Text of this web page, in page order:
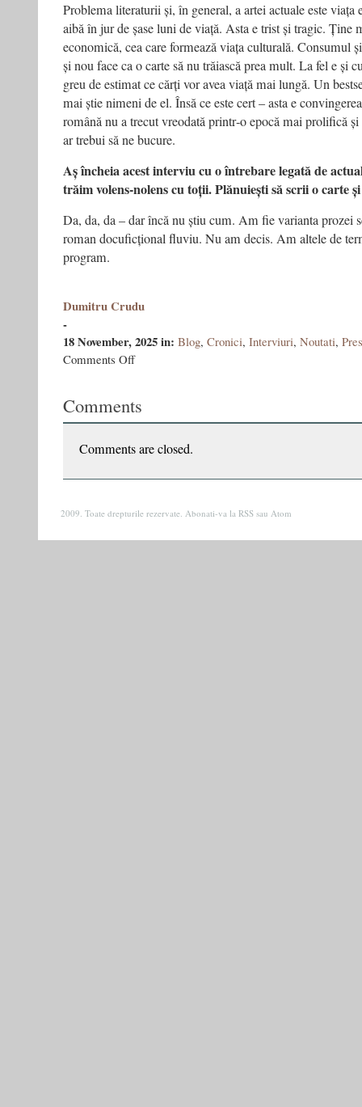
Problema literaturii și, în general, a artei actuale este viața
aibă în jur de șase luni de viață. Asta e trist și tragic. Ține
economică, cea care formează viața culturală. Consumul
și nou face ca o carte să nu trăiască prea mult. La fel e și
greu de estimat ce cărți vor avea viață mai lungă. Un
mai știe nimeni de el. Însă ce este cert – asta e
română nu a trecut vreodată printr‑o epocă mai prolifică
ar trebui să ne bucure.
Aș încheia acest interviu cu o întrebare legată de
trăim volens‑nolens cu toții. Plănuiești să scrii o carte
Da, da, da – dar încă nu știu cum. Am fie varianta prozei
roman docuficțional fluviu. Nu am decis. Am altele de
program.
Dumitru Crudu
-
18 November, 2025in: Blog, Cronici, Interviuri, Noutati,
Comments Offon
Vasile
Comments
Comments are closed.
2009. Toate drepturile rezervate. Abonati-va la RSS sau Atom